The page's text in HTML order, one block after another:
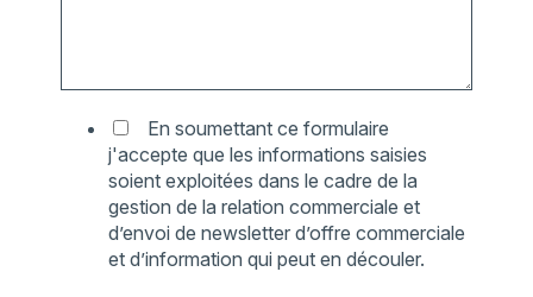
En soumettant ce formulaire
j'accepte que les informations saisies
soient exploitées dans le cadre de la
gestion de la relation commerciale et
d’envoi de newsletter d’offre commerciale
et d’information qui peut en découler.